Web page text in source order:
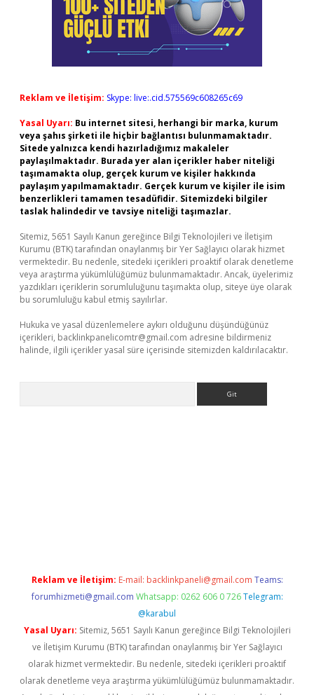
Reklam ve İletişim: Skype: live:.cid.575569c608265c69
Yasal Uyarı: Bu internet sitesi, herhangi bir marka, kurum
veya şahıs şirketi ile hiçbir bağlantısı bulunmamaktadır.
Sitede yalnızca kendi hazırladığımız makaleler
paylaşılmaktadır. Burada yer alan içerikler haber niteliği
taşımamakta olup, gerçek kurum ve kişiler hakkında
paylaşım yapılmamaktadır. Gerçek kurum ve kişiler ile isim
benzerlikleri tamamen tesadüfidir. Sitemizdeki bilgiler
taslak halindedir ve tavsiye niteliği taşımazlar.
Sitemiz, 5651 Sayılı Kanun gereğince Bilgi Teknolojileri ve İletişim
Kurumu (BTK) tarafından onaylanmış bir Yer Sağlayıcı olarak hizmet
vermektedir. Bu nedenle, sitedeki içerikleri proaktif olarak denetleme
veya araştırma yükümlülüğümüz bulunmamaktadır. Ancak, üyelerimiz
yazdıkları içeriklerin sorumluluğunu taşımakta olup, siteye üye olarak
bu sorumluluğu kabul etmiş sayılırlar.
Hukuka ve yasal düzenlemelere aykırı olduğunu düşündüğünüz
içerikleri, backlinkpanelicomtr@gmail.com adresine bildirmeniz
halinde, ilgili içerikler yasal süre içerisinde sitemizden kaldırılacaktır.
Reklam ve İletişim: E-mail: backlinkpaneli@gmail.com Teams:
forumhizmeti@gmail.com Whatsapp: 0262 606 0 726 Telegram:
@karabul
Yasal Uyarı: Sitemiz, 5651 Sayılı Kanun gereğince Bilgi Teknolojileri
ve İletişim Kurumu (BTK) tarafından onaylanmış bir Yer Sağlayıcı
olarak hizmet vermektedir. Bu nedenle, sitedeki içerikleri proaktif
olarak denetleme veya araştırma yükümlülüğümüz bulunmamaktadır.